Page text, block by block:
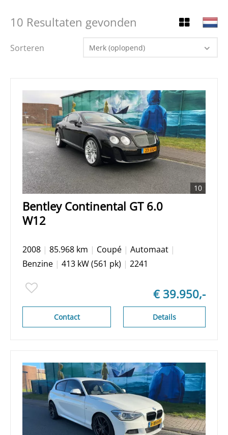
10 Resultaten gevonden
Sorteren Merk (oplopend)
10
Bentley Continental GT 6.0
W12
2008 | 85.968 km | Coupé | Automaat |
Benzine | 413 kW (561 pk) | 2241
€ 39.950,-
Details
Contact